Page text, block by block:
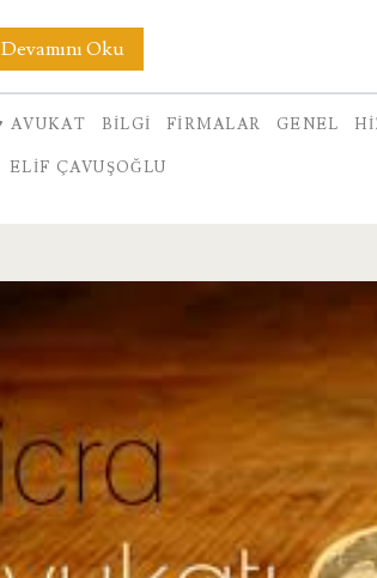
Devamını OkuElif
Çavuşoğlu
AVUKAT BILGI FIRMALAR GENEL
ELIF ÇAVUŞOĞLU